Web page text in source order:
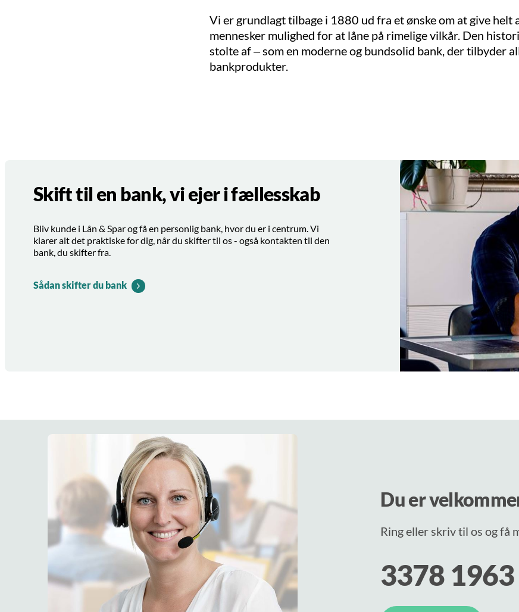
Vi er grundlagt tilbage i 1880 ud fra et ønske om at give helt
mennesker mulighed for at låne på rimelige vilkår. Den
stolte af – som en moderne og bundsolid bank, der tilbyder
bankprodukter.
Skift til en bank, vi ejer i fællesskab
Bliv kunde i Lån & Spar og få en personlig bank, hvor du er i centrum. Vi
klarer alt det praktiske for dig, når du skifter til os - også kontakten til den
bank, du skifter fra.
Sådan skifter du bank
Du er
Ring eller skriv til os og få
3378 1963